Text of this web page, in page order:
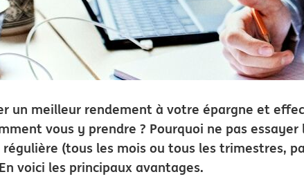
un meilleur rendement à votre épargne et
vous y prendre ? Pourquoi ne pas
(tous les mois ou tous les trimestres,
voici les principaux avantages.